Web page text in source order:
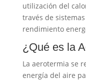
utilización del
través de
rendimiento
¿Qué es la
La aerotermia se
energía del aire